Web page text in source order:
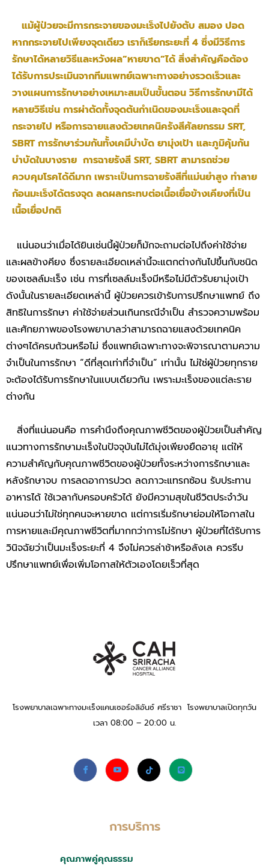
แม้ผู้ป่วยจะมีการกระจายของมะเร็งไปยังตับ สมอง ปอด
หากกระจายไปเพียงจุดเดียว เราก็เรียกระยะที่ 4 ซึ่งมีวิธีการ
รักษาได้หลายวิธีและหวังผล”หายขาด”ได้ สิ่งสำคัญคือต้อง
ได้รับการประเมินจากทีมแพทย์เฉพาะทางอย่างรวดเร็วและ
วางแผนการรักษาอย่างเหมาะสมเป็นขั้นตอน วิธีการรักษามีได้
หลายวิธีเช่น การผ่าตัดทั้งจุดต้นกำเนิดของมะเร็งและจุดที่
กระจายไป หรือการฉายแสงด้วยเทคนิครังสีศัลยกรรม SRT,
SBRT การรักษาร่วมกันทั้งเคมีบำบัด ยามุ่งเป้า และภูมิคุ้มกัน
บำบัดในบางราย การฉายรังสี SRT, SBRT สามารถช่วย
ควบคุมโรคได้ดีมาก เพราะเป็นการฉายรังสีที่แม่นยำสูง ทำลาย
ก้อนมะเร็งได้ตรงจุด ลดผลกระทบต่อเนื้อเยื่อข้างเคียงที่เป็น
เนื้อเยื่อปกติ
แน่นอนว่าเมื่อได้ยินเช่นนี้ผู้ป่วยก็มักจะถามต่อไปถึงค่าใช้จ่าย
และผลข้างคียง ซึ่งรายละเอียดเหล่านี้จะแตกต่างกันไปขึ้นกับชนิด
ของเซลล์มะเร็ง เช่น การที่เซลล์มะเร็งมีหรือไม่มีตัวรับยามุ่งเป้า
ดังนั้นในรายละเอียดเหล่านี้ ผู้ป่วยควรเข้ารับการปรึกษาแพทย์ ถึง
สิทธิในการรักษา ค่าใช้จ่ายส่วนเกินกรณีจำเป็น สำรวจความพร้อม
และศักยภาพของโรงพยาบาลว่าสามารถฉายแสงด้วยเทคนิค
ต่างๆได้ครบถ้วนหรือไม่ ซึ่งแพทย์เฉพาะทางจะพิจารณาตามความ
จำเป็นในการรักษา “ดีที่สุดเท่าที่จำเป็น” เท่านั้น ไม่ใช่ผู้ป่วยทุกราย
จะต้องได้รับการรักษาในแบบเดียวกัน เพราะมะเร็งของแต่ละราย
ต่างกัน
สิ่งที่แน่นอนคือ การคำนึงถึงคุณภาพชีวิตของผู้ป่วยเป็นสำคัญ
แนวทางการรักษามะเร็งในปัจจุบันไม่ได้มุ่งเพียงยืดอายุ แต่ให้
ความสำคัญกับคุณภาพชีวิตของผู้ป่วยทั้งระหว่างการรักษาและ
หลังรักษาจบ การลดอาการปวด ลดภาวะแทรกซ้อน รับประทาน
อาหารได้ ใช้เวลากับครอบครัวได้ ยังมีความสุขในชีวิตประจำวัน
แน่นอนว่าไม่ใช่ทุกคนจะหายขาด แต่การเริ่มรักษาย่อมให้โอกาสใน
การหายและมีคุณภาพชีวิตที่มากกว่าการไม่รักษา ผู้ป่วยที่ได้รับการ
วินิจฉัยว่าเป็นมะเร็งระยะที่ 4 จึงไม่ควรล่าช้าหรือลังเล ควรรีบ
ปรึกษาแพทย์เพื่อเพิ่มโอกาสให้ตัวเองโดยเร็วที่สุด
โรงพยาบาลเฉพาะทางมะเร็งแคนเซอร์อลิอันซ์ ศรีราชา โรงพยาบาลเปิดทุกวัน
เวลา 08:00 – 20:00 น.
การบริการ
คุณภาพคู่คุณธรรม